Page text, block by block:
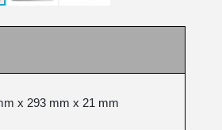
x 293 mm x 21 mm